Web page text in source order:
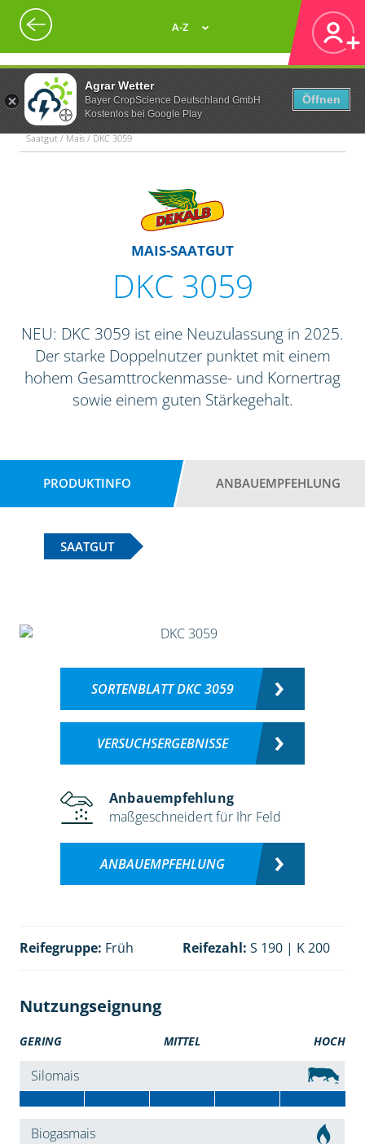
Agrar Wetter
Bayer CropScience Deutschland GmbH
Kostenlos bei Google Play
Öffnen
A-Z
Saatgut / Mais / DKC 3059
MAIS-SAATGUT
DKC 3059
NEU: DKC 3059 ist eine Neuzulassung in 2025.
Der starke Doppelnutzer punktet mit einem
hohem Gesamttrockenmasse- und Kornertrag
sowie einem guten Stärkegehalt.
PRODUKTINFO ANBAUEMPFEHLUNG
SAATGUT
SORTENBLATT DKC 3059
VERSUCHSERGEBNISSE
Anbauempfehlung
maßgeschneidert für Ihr Feld
ANBAUEMPFEHLUNG
Reifegruppe: Früh Reifezahl: S 190 | K 200
Nutzungseignung
GERING MITTEL HOCH
Silomais
Biogasmais